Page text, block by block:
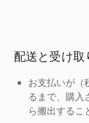
配送と受け取
お支払いが（
るまで、購入
ら搬出するこ